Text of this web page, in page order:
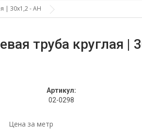
| 30х1,2 - АН
труба круглая |
Артикул:
02-0298
Цена за метр